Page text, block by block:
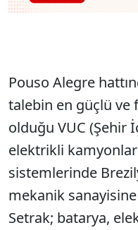
Pouso Alegre
talebin en güçlü ve
olduğu VUC (Şehir
elektrikli
sistemlerinde
mekanik
Setrak; batarya,